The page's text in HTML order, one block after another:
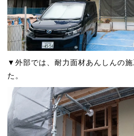
▼外部では、耐力面材あんしんの
た。